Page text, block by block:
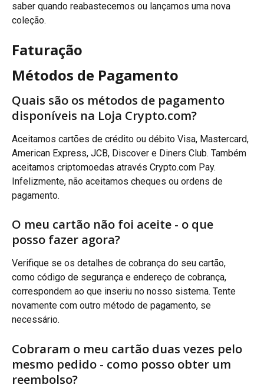
saber quando reabastecemos ou lançamos uma nova
coleção.
Faturação
Métodos de Pagamento
Quais são os métodos de pagamento
disponíveis na Loja Crypto.com?
Aceitamos cartões de crédito ou débito Visa, Mastercard,
American Express, JCB, Discover e Diners Club. Também
aceitamos criptomoedas através Crypto.com Pay.
Infelizmente, não aceitamos cheques ou ordens de
pagamento.
O meu cartão não foi aceite - o que
posso fazer agora?
Verifique se os detalhes de cobrança do seu cartão,
como código de segurança e endereço de cobrança,
correspondem ao que inseriu no nosso sistema. Tente
novamente com outro método de pagamento, se
necessário.
Cobraram o meu cartão duas vezes pelo
mesmo pedido - como posso obter um
reembolso?